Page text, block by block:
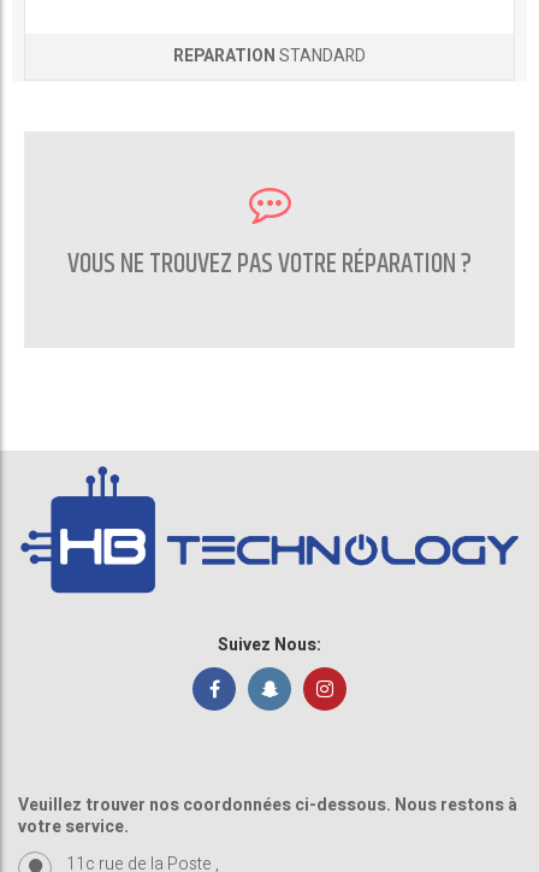
REPARATIONSTANDARD
VOUS NE TROUVEZ PAS VOTRE RÉPARATION ?
CONTACTEZ NOUS
Suivez Nous:
Veuillez trouver nos coordonnées ci-dessous. Nous restons à
votre service.
11c rue de la Poste ,